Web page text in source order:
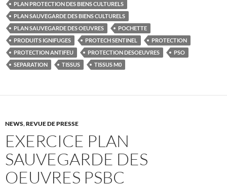
PLAN PROTECTION DES BIENS CULTURELS
PLAN SAUVEGARDE DES BIENS CULTURELS
PLAN SAUVEGARDE DES OEUVRES
POCHETTE
PRODUITS IGNIFUGES
PROTECH SENTINEL
PROTECTION
PROTECTION ANTIFEU
PROTECTION DESOEUVRES
PSO
SEPARATION
TISSUS TISSUS M0
NEWS,REVUE DE PRESSE
EXERCICE PLAN
SAUVEGARDE DES
OEUVRES PSBC